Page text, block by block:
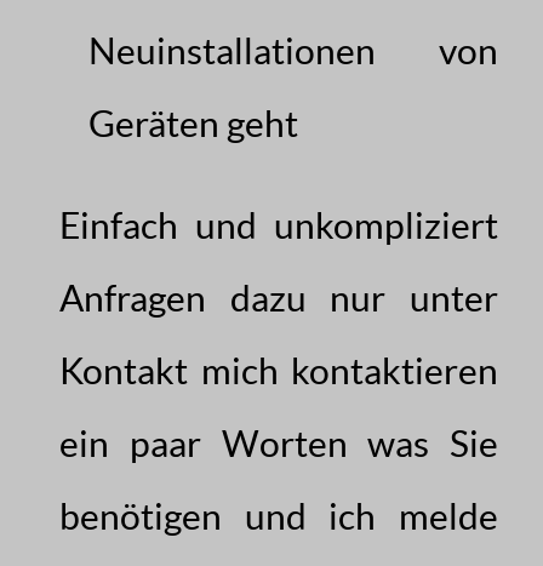
Neuinstallationen von
Geräten geht
Einfach und unkompliziert
Anfragen dazu nur unter
Kontakt mich kontaktieren
ein paar Worten was Sie
benötigen und ich melde